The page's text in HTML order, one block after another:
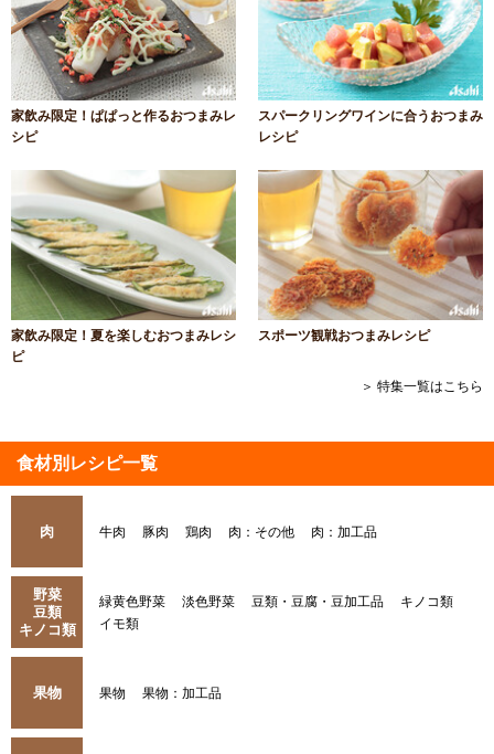
家飲み限定！ぱぱっと作るおつまみレ
シピ
スパークリングワインに合うおつまみ
レシピ
家飲み限定！夏を楽しむおつまみレシ
ピ
スポーツ観戦おつまみレシピ
＞ 特集一覧はこちら
食材別レシピ一覧
肉 牛肉 豚肉 鶏肉 肉：その他 肉：加工品
野菜
豆類
キノコ類
緑黄色野菜 淡色野菜 豆類・豆腐・豆加工品
キノコ類
イモ類
果物 果物 果物：加工品